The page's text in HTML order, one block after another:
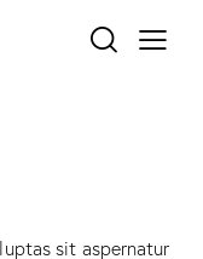
sit aspernatur